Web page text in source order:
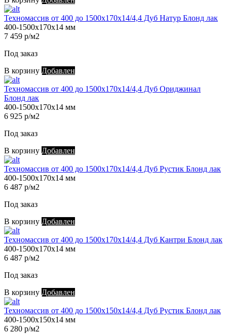
Техномассив от 400 до 1500х170х14/4,4 Дуб Натур Блонд лак
400-1500х170х14 мм
7 459 р/м2
Под заказ
В корзину Добавлен
Техномассив от 400 до 1500х170х14/4,4 Дуб Ориджинал
Блонд лак
400-1500х170х14 мм
6 925 р/м2
Под заказ
В корзину Добавлен
Техномассив от 400 до 1500х170х14/4,4 Дуб Рустик Блонд лак
400-1500х170х14 мм
6 487 р/м2
Под заказ
В корзину Добавлен
Техномассив от 400 до 1500х170х14/4,4 Дуб Кантри Блонд лак
400-1500х170х14 мм
6 487 р/м2
Под заказ
В корзину Добавлен
Техномассив от 400 до 1500х150х14/4,4 Дуб Рустик Блонд лак
400-1500х150х14 мм
6 280 р/м2